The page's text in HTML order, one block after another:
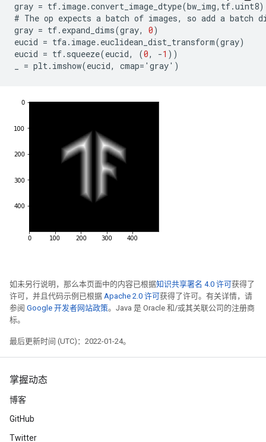
gray = tf. image.convert_image_dtype(bw_img, tf.uint8)
# The op expects a batch of images, so add a batch
gray = tf. expand_dims(gray, 0)
eucid = tfa. image. euclidean_dist_transform(gray)
eucid = tf. squeeze(eucid, (0, -1 ))
= plt. imshow(eucid, cmap= ' gray' )
如未另行说明，那么本页面中的内容已根据知识共享署名 4.0 许可获得了
许可，并且代码示例已根据 Apache 2.0 许可获得了许可。有关详情，请
参阅 Google 开发者网站政策。Java 是 Oracle 和/或其关联公司的注册商
标。
最后更新时间 (UTC)：2022-01-24。
掌握动态
博客
GitHub
Twitter